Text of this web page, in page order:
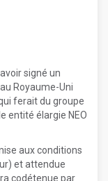
signé un
Royaume-Uni
ferait du groupe
entité élargie NEO
aux conditions
et attendue
codétenue par